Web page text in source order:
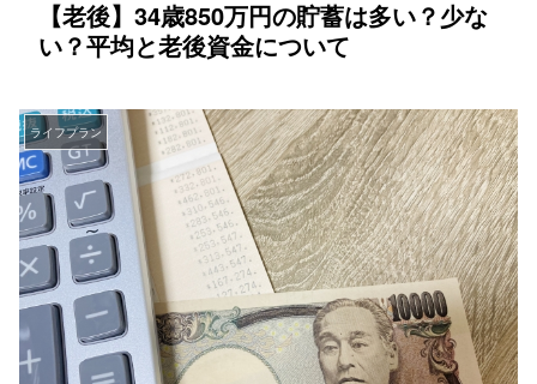
【老後】34歳850万円の貯蓄は多い？少な
い？平均と老後資金について
ライフプラン